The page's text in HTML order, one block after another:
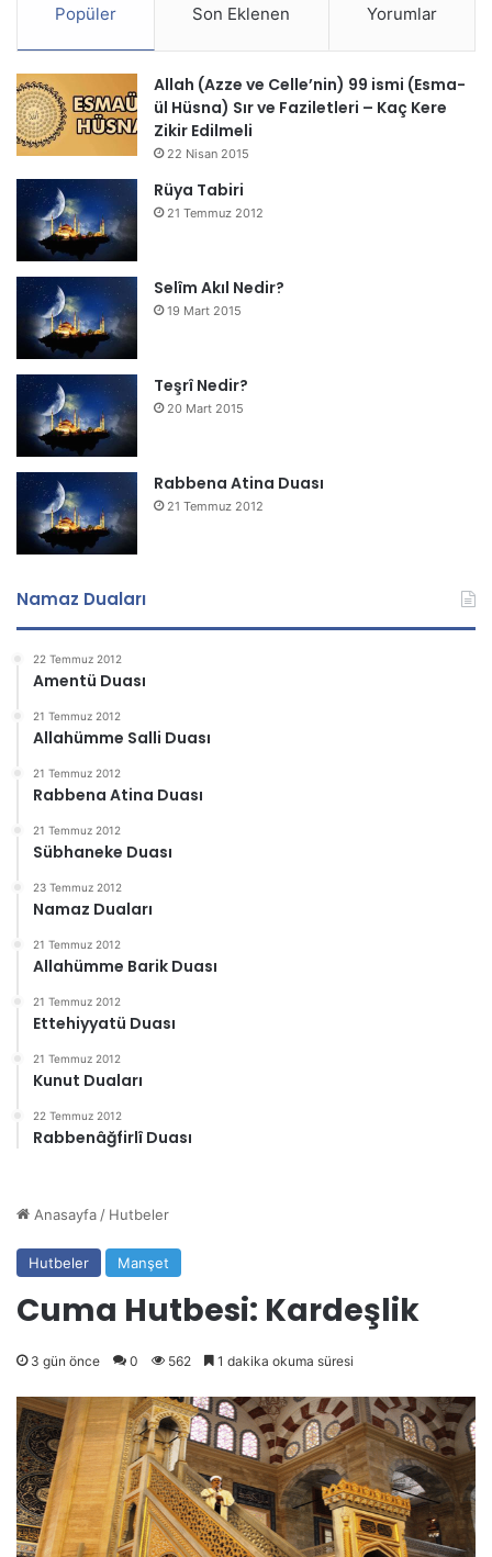
Popüler Son Eklenen Yorumlar
Allah (Azze ve Celle’nin) 99 ismi (Esma-
ül Hüsna) Sır ve Faziletleri – Kaç Kere
Zikir Edilmeli
22 Nisan 2015
Rüya Tabiri
21 Temmuz 2012
Selîm Akıl Nedir?
19 Mart 2015
Teşrî Nedir?
20 Mart 2015
Rabbena Atina Duası
21 Temmuz 2012
Namaz Duaları
22 Temmuz 2012
Amentü Duası
21 Temmuz 2012
Allahümme Salli Duası
21 Temmuz 2012
Rabbena Atina Duası
21 Temmuz 2012
Sübhaneke Duası
23 Temmuz 2012
Namaz Duaları
21 Temmuz 2012
Allahümme Barik Duası
21 Temmuz 2012
Ettehiyyatü Duası
21 Temmuz 2012
Kunut Duaları
22 Temmuz 2012
Rabbenâğfirlî Duası